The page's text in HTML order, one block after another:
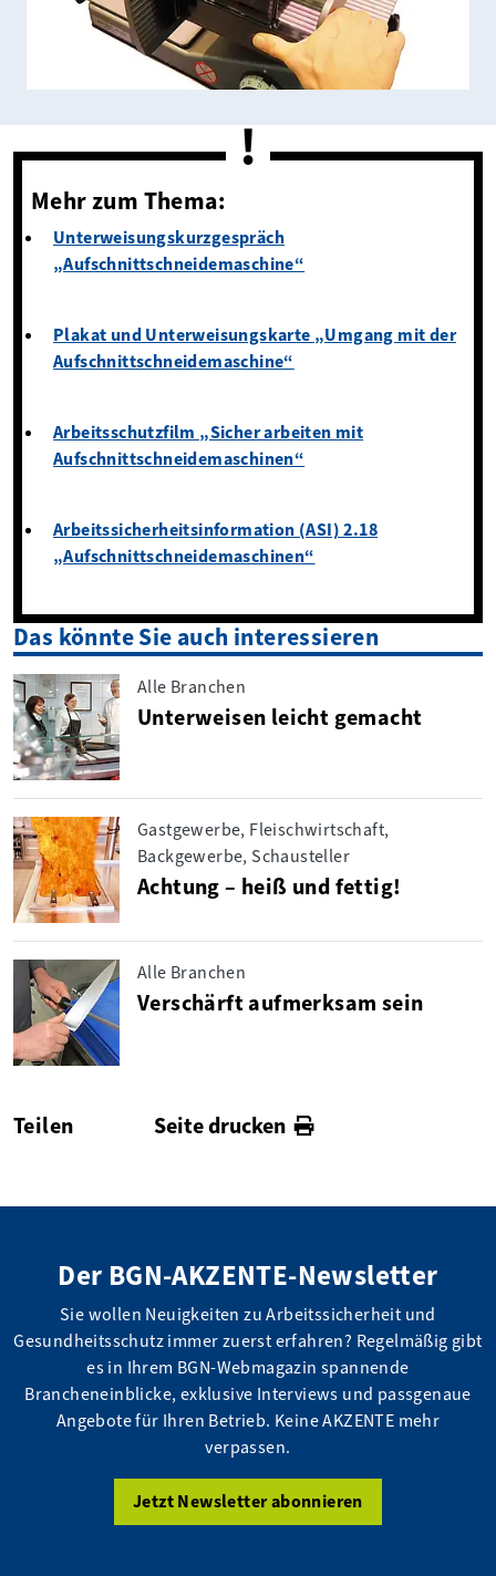
Mehr zum Thema:
Unterweisungskurzgespräch
„Aufschnittschneidemaschine“
Plakat und Unterweisungskarte „Umgang mit der
Aufschnittschneidemaschine“
Arbeitsschutzfilm „Sicher arbeiten mit
Aufschnittschneidemaschinen“
Arbeitssicherheitsinformation (ASI) 2.18
„Aufschnittschneidemaschinen“
Das könnte Sie auch interessieren
Alle Branchen
Unterweisen leicht gemacht
Gastgewerbe, Fleischwirtschaft,
Backgewerbe, Schausteller
Achtung – heiß und fettig!
Alle Branchen
Verschärft aufmerksam sein
Teilen Seite drucken
Der BGN-AKZENTE-Newsletter
Sie wollen Neuigkeiten zu Arbeitssicherheit und
Gesundheitsschutz immer zuerst erfahren? Regelmäßig gibt
es in Ihrem BGN-Webmagazin spannende
Brancheneinblicke, exklusive Interviews und passgenaue
Angebote für Ihren Betrieb. Keine AKZENTE mehr
verpassen.
Jetzt Newsletter abonnieren